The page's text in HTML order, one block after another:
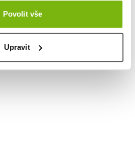
Povolit vše
Upravit